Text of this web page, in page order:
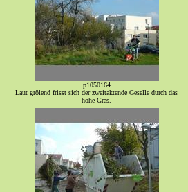
p1050164
Laut grölend frisst sich der zweitaktende Geselle durch das
hohe Gras.